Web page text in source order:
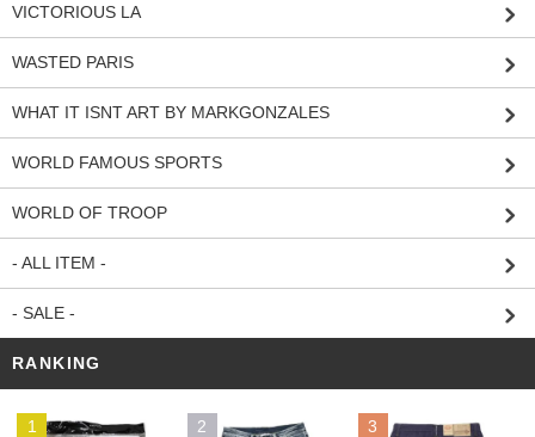
VICTORIOUS LA
WASTED PARIS
WHAT IT ISNT ART BY MARKGONZALES
WORLD FAMOUS SPORTS
WORLD OF TROOP
- ALL ITEM -
- SALE -
RANKING
1 2 3